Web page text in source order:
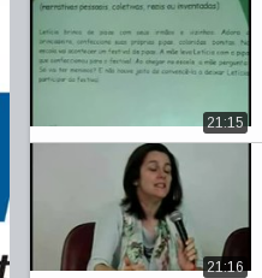
21:15
21:16